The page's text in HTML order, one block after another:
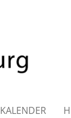
KALENDER